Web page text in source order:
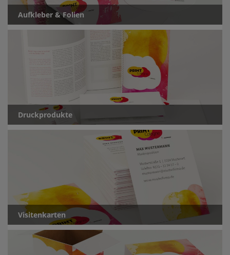
Druckprodukte
Visitenkarten
Aufkleber & Folien